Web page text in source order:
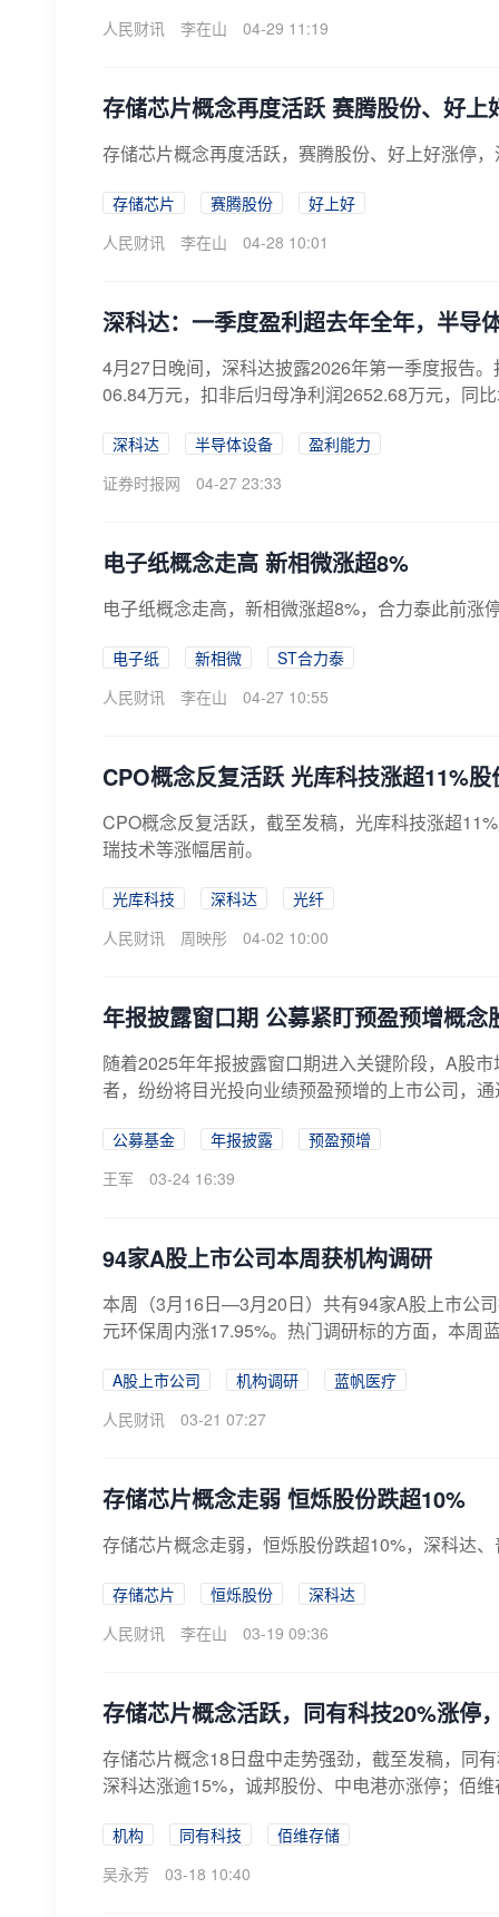
人民财讯
李在山 04-29 11:19
存储芯片概念再度活跃 赛腾股份、好上
存储芯片概念再度活跃，赛腾股份、好上好涨停
存储芯片 赛腾股份
好上好
人民财讯
李在山 04-28 10:01
深科达：一季度盈利超去年全年，半导
4月27日晚间，深科达披露2026年第一季度报告
06.84万元，扣非后归母净利润2652.68万元，同
深科达 半导体设备
盈利能力
证券时报网
04-27 23:33
电子纸概念走高 新相微涨超8%
电子纸概念走高，新相微涨超8%，合力泰此前
电子纸 新相微
ST合力泰
人民财讯
李在山 04-27 10:55
CPO概念反复活跃 光库科技涨超11%
CPO概念反复活跃，截至发稿，光库科技涨超
瑞技术等涨幅居前。
光库科技 深科达
光纤
人民财讯
周映彤 04-02 10:00
年报披露窗口期 公募紧盯预盈预增概念
随着2025年年报披露窗口期进入关键阶段，A股
者，纷纷将目光投向业绩预盈预增的上市公司，
公募基金 年报披露
预盈预增
王军
03-24 16:39
94家A股上市公司本周获机构调研
本周（3月16日—3月20日）共有94家A股上市公
元环保周内涨17.95%。热门调研标的方面，本周
A股上市公司 机构调研
蓝帆医疗
人民财讯
03-21 07:27
存储芯片概念走弱 恒烁股份跌超10%
存储芯片概念走弱，恒烁股份跌超10%，深科达
存储芯片 恒烁股份
深科达
人民财讯
李在山 03-19 09:36
存储芯片概念活跃，同有科技20%涨停
存储芯片概念18日盘中走势强劲，截至发稿，同
深科达涨逾15%，诚邦股份、中电港亦涨停；佰
机构 同有科技
佰维存储
吴永芳
03-18 10:40